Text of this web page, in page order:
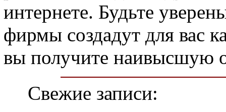
интернете. Будьте
фирмы создадут для вас
вы получите наивысшую
Свежие записи: